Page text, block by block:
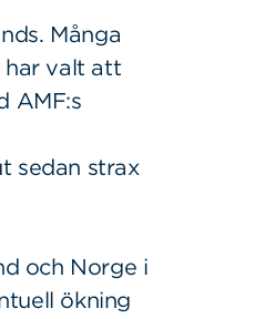
Många
har valt att
AMF:s
sedan strax
och Norge i
ökning